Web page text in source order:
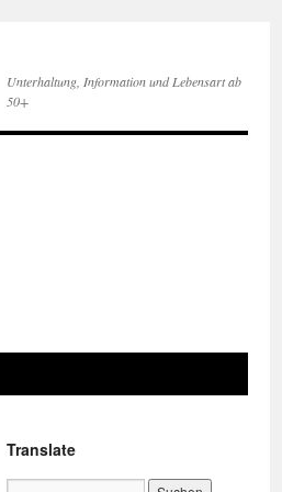
Unterhaltung, Information und Lebensart ab
50+
Translate